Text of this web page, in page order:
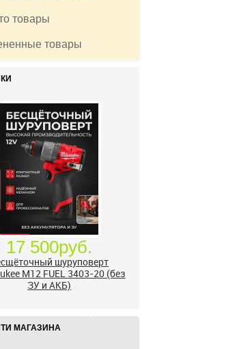
товары
товары
17 500руб.
шуруповерт
M12 FUEL 3403-20 (без
ЗУ и АКБ)
МАГАЗИНА